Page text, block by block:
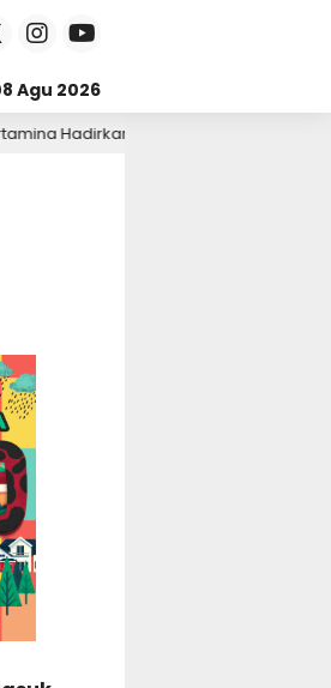
Agu 2026
Promo BrightGas di Car Free